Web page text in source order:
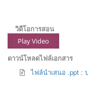
วิดีโอการสอน
Play Video
ดาวน์โหลดไฟล์เอกสาร
ไฟล์นำเสนอ .ppt :